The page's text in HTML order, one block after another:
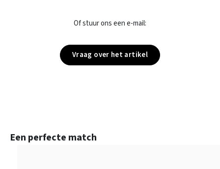
Of stuur ons een e-mail:
Vraag over het artikel
Productgalerij overslaan
Een perfecte match